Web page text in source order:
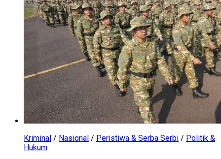
Kriminal / Nasional / Peristiwa & Serba Serbi / Politik &
Hukum